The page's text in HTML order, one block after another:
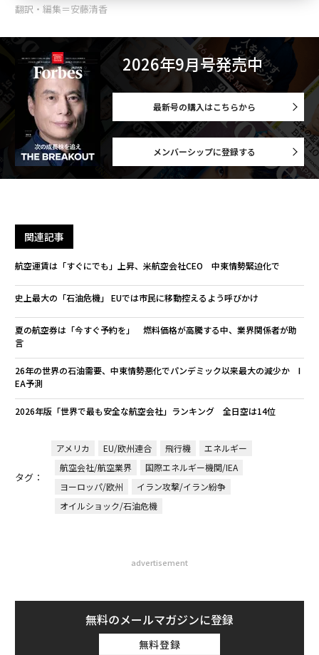
翻訳・編集＝安藤清香
2026年9月号発売中
最新号の購入はこちらから
メンバーシップに登録する
関連記事
航空運賃は「すぐにでも」上昇、米航空会社CEO 中東情勢緊迫化で
史上最大の「石油危機」 EUでは市民に移動控えるよう呼びかけ
夏の航空券は「今すぐ予約を」 燃料価格が高騰する中、業界関係者が助
言
26年の世界の石油需要、中東情勢悪化でパンデミック以来最大の減少か I
EA予測
2026年版「世界で最も安全な航空会社」ランキング 全日空は14位
タグ：
アメリカ EU/欧州連合 飛行機
エネルギー
航空会社/航空業界
国際エネルギー機関/IEA
ヨーロッパ/欧州
イラン攻撃/イラン紛争
オイルショック/石油危機
advertisement
無料のメールマガジンに登録
無料登録